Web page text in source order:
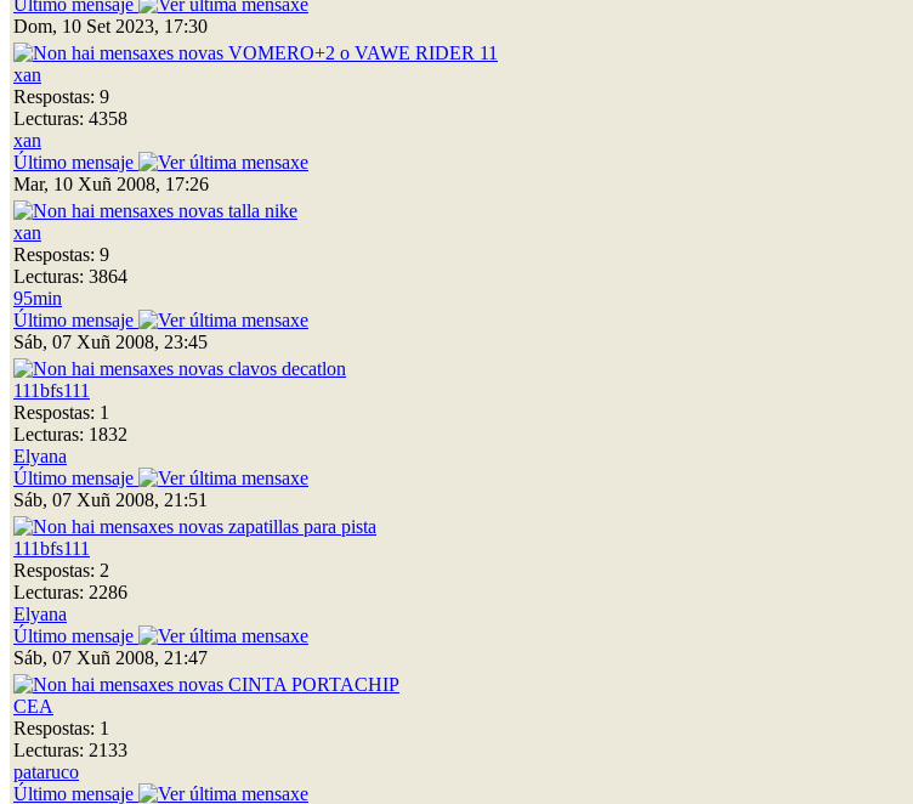
Último mensaje
Dom, 10 Set 2023, 17:30
VOMERO+2 o VAWE RIDER 11
xan
Respostas: 9
Lecturas: 4358
xan
Último mensaje
Mar, 10 Xuñ 2008, 17:26
talla nike
xan
Respostas: 9
Lecturas: 3864
95min
Último mensaje
Sáb, 07 Xuñ 2008, 23:45
clavos decatlon
111bfs111
Respostas: 1
Lecturas: 1832
Elyana
Último mensaje
Sáb, 07 Xuñ 2008, 21:51
zapatillas para pista
111bfs111
Respostas: 2
Lecturas: 2286
Elyana
Último mensaje
Sáb, 07 Xuñ 2008, 21:47
CINTA PORTACHIP
CEA
Respostas: 1
Lecturas: 2133
pataruco
Último mensaje